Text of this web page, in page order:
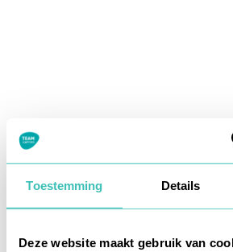
Toestemming Details
Deze website maakt gebruik van